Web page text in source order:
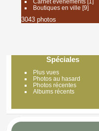
Boutiques en ville [9]
3043 photos
Spéciales
Plus vues
Photos au hasard
Photos récentes
Albums récents